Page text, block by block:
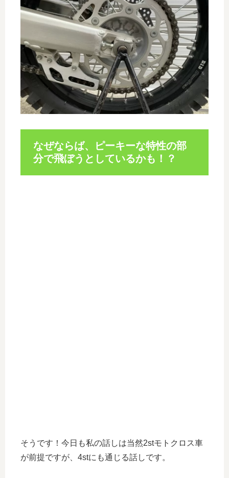
なぜならば、ピーキーな特性の部
分で飛ぼうとしているかも！？
そうです！今日も私の話しは当然2stモトクロス車
が前提ですが、4stにも通じる話しです。